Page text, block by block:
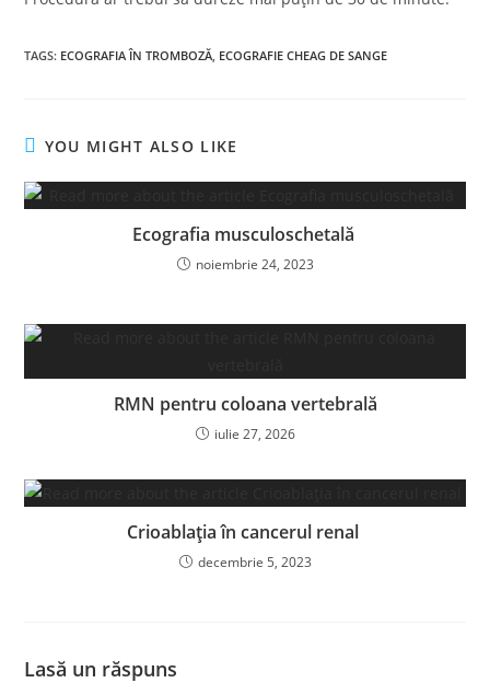
TAGS: ECOGRAFIA ÎN TROMBOZĂ ECOGRAFIE CHEAG DE SANGE
YOU MIGHT ALSO LIKE
Ecografia musculoschetală
noiembrie 24, 2023
RMN pentru coloana vertebrală
iulie 27, 2026
Crioablația în cancerul renal
decembrie 5, 2023
Lasă un răspuns